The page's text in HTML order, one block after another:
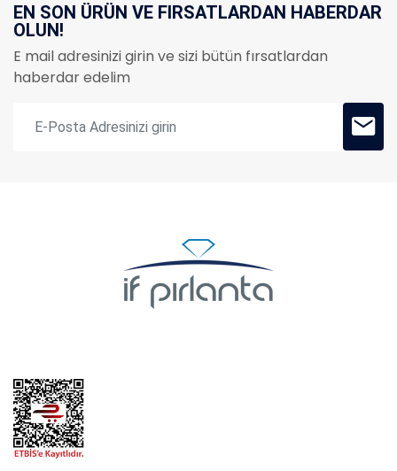
EN SON ÜRÜN VE FIRSATLARDAN HABERDAR
OLUN!
E mail adresinizi girin ve sizi bütün fırsatlardan
haberdar edelim